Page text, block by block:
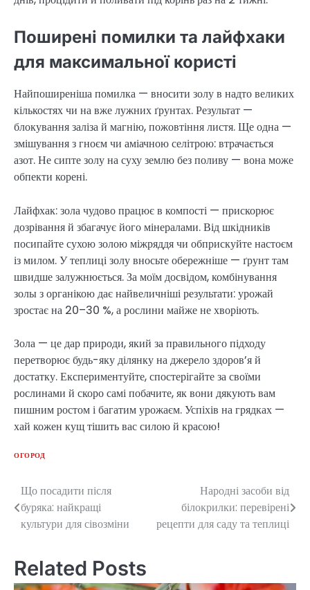
Поширені помилки та лайфхаки
для максимальної користі
Найпоширеніша помилка — вносити золу в надто великих
кількостях чи на вже лужних ґрунтах. Результат —
блокування заліза й магнію, пожовтіння листя. Ще одна —
змішування з гноєм чи аміачною селітрою: втрачається
азот. Не сипте золу на суху землю без поливу — вона може
обпекти корені.
Лайфхак: зола чудово працює в компості — прискорює
дозрівання й збагачує його мінералами. Від шкідників
посипайте сухою золою міжряддя чи обприскуйте настоєм
із милом. У теплиці золу вносьте обережніше — ґрунт там
швидше залужнюється. За моїм досвідом, комбінування
золы з органікою дає найвеличніші результати: урожай
зростає на 20–30 %, а рослини майже не хворіють.
Зола — це дар природи, який за правильного підходу
перетворює будь-яку ділянку на джерело здоров’я й
достатку. Експериментуйте, спостерігайте за своїми
рослинами й скоро самі побачите, як вони дякують вам
пишним ростом і багатим урожаєм. Успіхів на грядках —
хай кожен кущ тішить вас силою й красою!
ОГОРОД
Post
navigation
Що посадити після
буряка: найкращі
культури для сівозміни
Народні засоби від
білокрилки: перевірені
рецепти для саду та теплиці
Related Posts